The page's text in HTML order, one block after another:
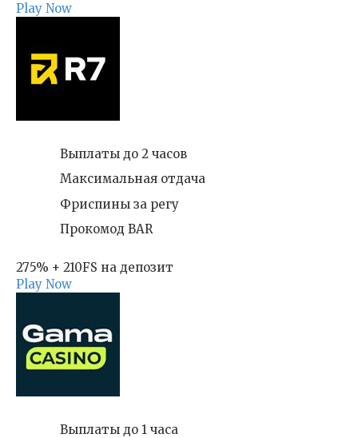
Play Now
Выплаты до 2 часов
Максимальная отдача
Фриспины за регу
Прокомод BAR
275% + 210FS на депозит
Play Now
Выплаты до 1 часа